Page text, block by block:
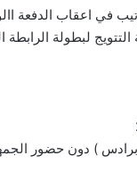
في اعقاب الدفعة
لبطولة الرابطة
) دون حضور